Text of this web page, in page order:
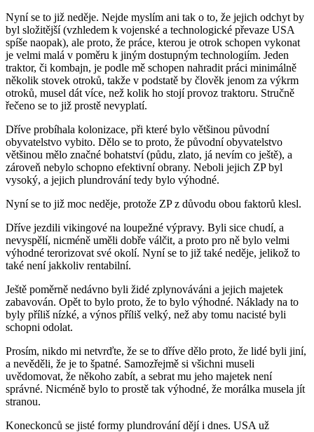
Nyní se to již neděje. Nejde myslím ani tak o to, že jejich odchyt by
byl složitější (vzhledem k vojenské a technologické převaze USA
spíše naopak), ale proto, že práce, kterou je otrok schopen vykonat
je velmi malá v poměru k jiným dostupným technologiím. Jeden
traktor, či kombajn, je podle mě schopen nahradit práci minimálně
několik stovek otroků, takže v podstatě by člověk jenom za výkrm
otroků, musel dát více, než kolik ho stojí provoz traktoru. Stručně
řečeno se to již prostě nevyplatí.
Dříve probíhala kolonizace, při které bylo většinou původní
obyvatelstvo vybito. Dělo se to proto, že původní obyvatelstvo
většinou mělo značné bohatství (půdu, zlato, já nevím co ještě), a
zároveň nebylo schopno efektivní obrany. Neboli jejich ZP byl
vysoký, a jejich plundrování tedy bylo výhodné.
Nyní se to již moc neděje, protože ZP z důvodu obou faktorů klesl.
Dříve jezdili vikingové na loupežné výpravy. Byli sice chudí, a
nevyspělí, nicméně uměli dobře válčit, a proto pro ně bylo velmi
výhodné terorizovat své okolí. Nyní se to již také neděje, jelikož to
také není jakkoliv rentabilní.
Ještě poměrně nedávno byli židé zplynováváni a jejich majetek
zabavován. Opět to bylo proto, že to bylo výhodné. Náklady na to
byly příliš nízké, a výnos příliš velký, než aby tomu nacisté byli
schopni odolat.
Prosím, nikdo mi netvrďte, že se to dříve dělo proto, že lidé byli jiní,
a nevěděli, že je to špatné. Samozřejmě si všichni museli
uvědomovat, že někoho zabít, a sebrat mu jeho majetek není
správné. Nicméně bylo to prostě tak výhodné, že morálka musela jít
stranou.
Koneckonců se jisté formy plundrování dějí i dnes. USA už